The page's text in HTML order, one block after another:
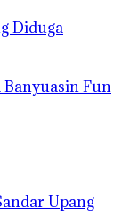
Diduga
Banyuasin Fun
Upang